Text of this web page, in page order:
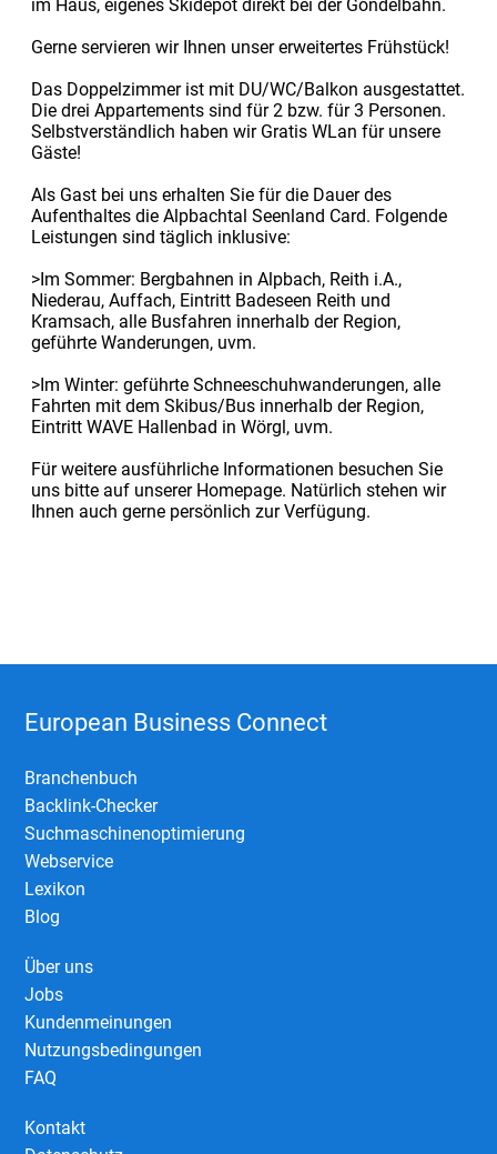
im Haus, eigenes Skidepot direkt bei der Gondelbahn.
Gerne servieren wir Ihnen unser erweitertes Frühstück!
Das Doppelzimmer ist mit DU/WC/Balkon ausgestattet.
Die drei Appartements sind für 2 bzw. für 3 Personen.
Selbstverständlich haben wir Gratis WLan für unsere
Gäste!
Als Gast bei uns erhalten Sie für die Dauer des
Aufenthaltes die Alpbachtal Seenland Card. Folgende
Leistungen sind täglich inklusive:
>Im Sommer: Bergbahnen in Alpbach, Reith i.A.,
Niederau, Auffach, Eintritt Badeseen Reith und
Kramsach, alle Busfahren innerhalb der Region,
geführte Wanderungen, uvm.
>Im Winter: geführte Schneeschuhwanderungen, alle
Fahrten mit dem Skibus/Bus innerhalb der Region,
Eintritt WAVE Hallenbad in Wörgl, uvm.
Für weitere ausführliche Informationen besuchen Sie
uns bitte auf unserer Homepage. Natürlich stehen wir
Ihnen auch gerne persönlich zur Verfügung.
European Business Connect
Branchenbuch
Backlink-Checker
Suchmaschinenoptimierung
Webservice
Lexikon
Blog
Über uns
Jobs
Kundenmeinungen
Nutzungsbedingungen
FAQ
Kontakt